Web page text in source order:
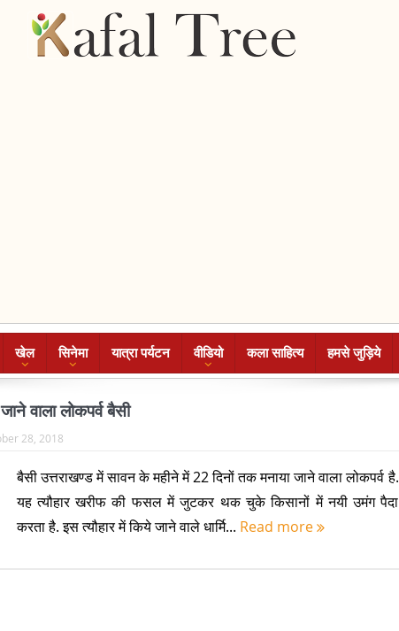
खेल सिनेमा यात्रा पर्यटन वीडियो कला साहित्य हमसे जुड़िये
वाला लोकपर्व बैसी
28, 2018
बैसी उत्तराखण्ड में सावन के महीने में 22 दिनों तक मनाया जाने वाला लोकपर्व है.
यह त्यौहार खरीफ की फसल में जुटकर थक चुके किसानों में नयी उमंग पैदा
करता है. इस त्यौहार में किये जाने वाले धार्मि... Read more